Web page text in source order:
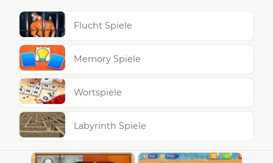
Flucht Spiele
Memory Spiele
Wortspiele
Labyrinth Spiele